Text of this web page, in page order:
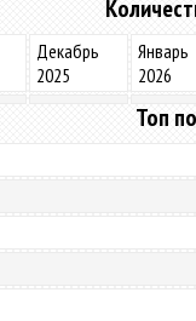
Декабрь
2025
Январь
2026
Топ